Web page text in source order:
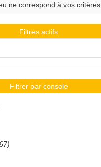
ne correspond à vos critères.
Filtres actifs
Filtrer par console